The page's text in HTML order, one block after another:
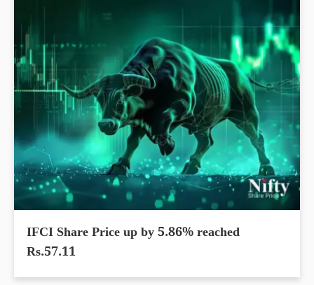
IFCI Share Price up by 5.86% reached
Rs.57.11